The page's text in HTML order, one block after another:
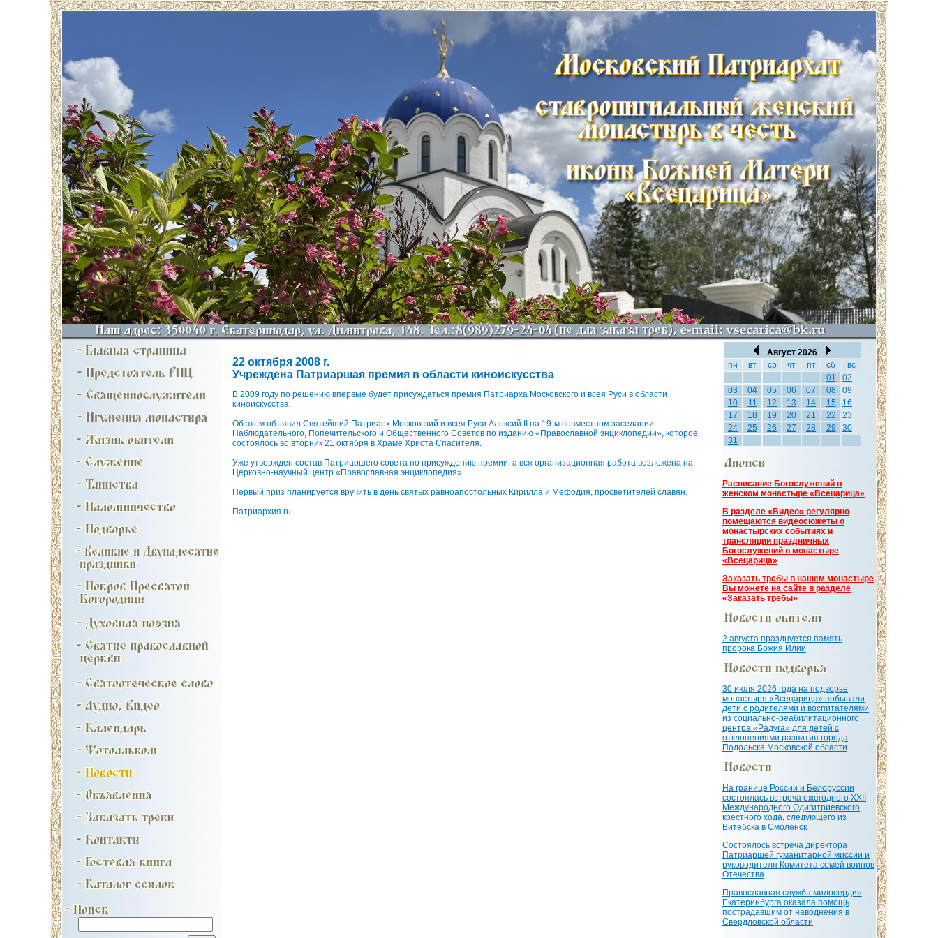
22 октября 2008 г.
Учреждена Патриаршая премия в области киноискусства
В 2009 году по решению впервые будет присуждаться премия Патриарха Московского и всея Руси в области
киноискусства.
Об этом объявил Святейший Патриарх Московский и всея Руси Алексий II на 19-м совместном заседании
Наблюдательного, Попечительского и Общественного Советов по изданию «Православной энциклопедии», которое
состоялось во вторник 21 октября в Храме Христа Спасителя.
Уже утвержден состав Патриаршего совета по присуждению премии, а вся организационная работа возложена на
Церковно-научный центр «Православная энциклопедия».
Первый приз планируется вручить в день святых равноапостольных Кирилла и Мефодия, просветителей славян.
Патриархия.ru
Август 2026
пн
вт ср чт пт сб
вс
01
02
03
04 05 06 07 08
09
10
11 12 13 14 15
16
17
18 19 20 21 22
23
24
25 26 27 28 29
30
31
Расписание Богослужений в
женском монастыре «Всецарица»
В разделе «Видео» регулярно
помещаются видеосюжеты о
монастырских событиях и
трансляции праздничных
Богослужений в монастыре
«Всецарица»
Заказать требы в нашем монастыре
Вы можете на сайте в разделе
«Заказать требы»
2 августа празднуется память
пророка Божия Илии
30 июля 2026 года на подворье
монастыря «Всецарица» побывали
дети с родителями и воспитателями
из социально-реабилитационного
центра «Радуга» для детей с
отклонениями развития города
Подольска Московской области
На границе России и Белоруссии
состоялась встреча ежегодного XXII
Международного Одигитриевского
крестного хода, следующего из
Витебска в Смоленск
Состоялось встреча директора
Патриаршей гуманитарной миссии и
руководителя Комитета семей воинов
Отечества
Православная служба милосердия
Екатеринбурга оказала помощь
пострадавшим от наводнения в
Свердловской области